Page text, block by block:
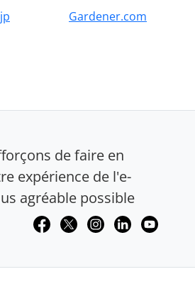
Gardener.com
de faire en
expérience de l'e-
agréable possible